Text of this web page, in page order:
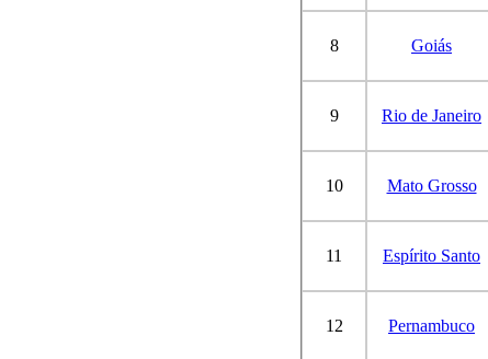
8 Goiás
9 Rio de Janeiro
10 Mato Grosso
11 Espírito Santo
12 Pernambuco